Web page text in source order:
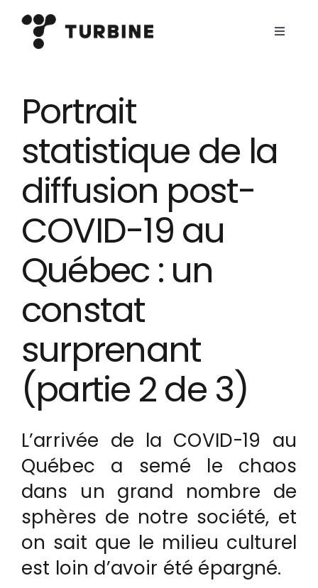
Skip
Toggle
Quelques
Portrait
statistique de la
diffusion post-
COVID-19 au
Québec : un
constat
surprenant
(partie 2 de 3)
L’arrivée de la COVID-19 au
Québec a semé le chaos
dans un grand nombre de
sphères de notre société, et
on sait que le milieu culturel
est loin d’avoir été épargné.